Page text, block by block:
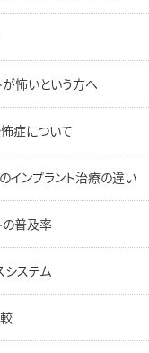
が怖いという方へ
症について
インプラント治療の違い
の普及率
システム